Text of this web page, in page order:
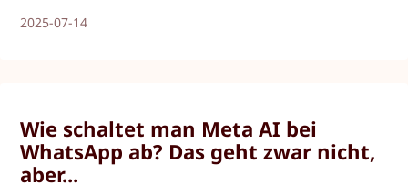
2025-07-14
Wie schaltet man Meta AI bei
WhatsApp ab? Das geht zwar nicht,
aber...